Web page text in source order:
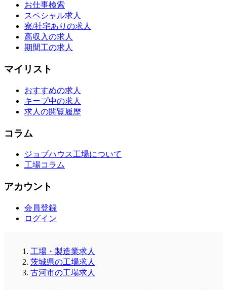
お仕事検索
スペシャル求人
寮/社宅ありの求人
高収入の求人
期間工の求人
マイリスト
おすすめの求人
キープ中の求人
求人の閲覧履歴
コラム
ジョブハウス工場について
工場コラム
アカウント
会員登録
ログイン
工場・製造業求人
茨城県の工場求人
古河市の工場求人